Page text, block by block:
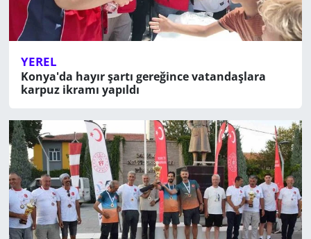
YEREL
Konya'da hayır şartı gereğince vatandaşlara
karpuz ikramı yapıldı